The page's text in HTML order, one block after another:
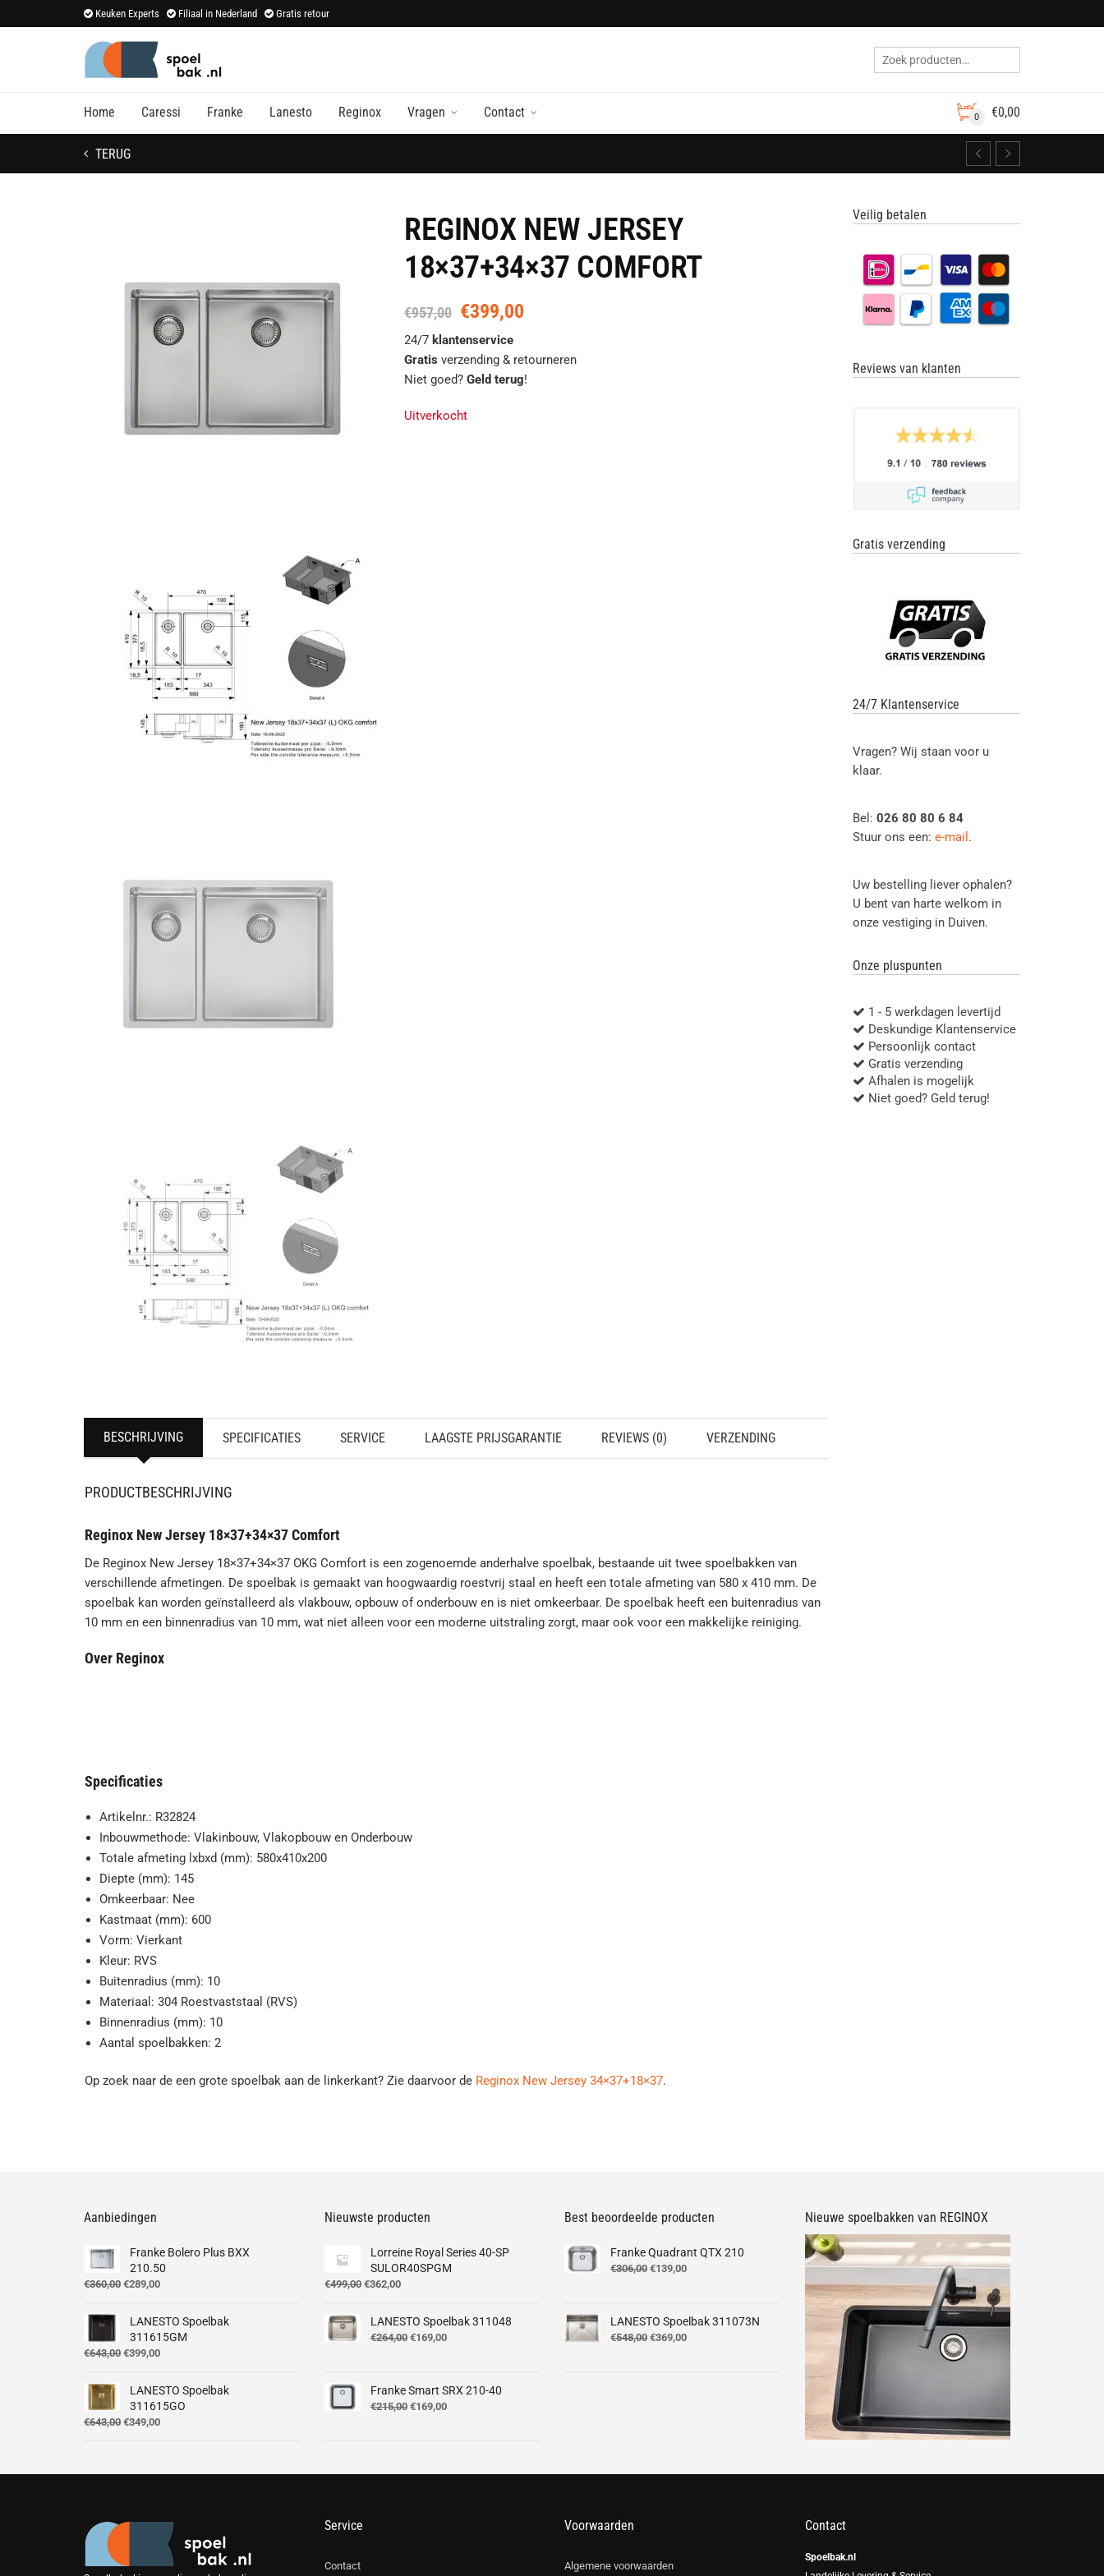
Keuken Experts Filiaal in Nederland Gratis retour
Home Caressi Franke Lanesto Reginox Vragen Contact 0 €0,00
TERUG
REGINOX NEW JERSEY
18×37+34×37 COMFORT
€957,00 Oorspronkelijke
was:
€957,00.
€399,00
€399,00.
24/7 klantenservice
Gratis verzending & retourneren
Niet goed? Geld terug!
Uitverkocht
BESCHRIJVING SPECIFICATIES SERVICE LAAGSTE PRIJSGARANTIE REVIEWS (0) VERZENDING
PRODUCTBESCHRIJVING
Reginox New Jersey 18×37+34×37 Comfort
De Reginox New Jersey 18×37+34×37 OKG Comfort is een zogenoemde anderhalve spoelbak, bestaande uit twee spoelbakken van
verschillende afmetingen. De spoelbak is gemaakt van hoogwaardig roestvrij staal en heeft een totale afmeting van 580 x 410 mm. De
spoelbak kan worden geïnstalleerd als vlakbouw, opbouw of onderbouw en is niet omkeerbaar. De spoelbak heeft een buitenradius van
10 mm en een binnenradius van 10 mm, wat niet alleen voor een moderne uitstraling zorgt, maar ook voor een makkelijke reiniging.
Over Reginox
Specificaties
Artikelnr.: R32824
Inbouwmethode: Vlakinbouw, Vlakopbouw en Onderbouw
Totale afmeting lxbxd (mm): 580x410x200
Diepte (mm): 145
Omkeerbaar: Nee
Kastmaat (mm): 600
Vorm: Vierkant
Kleur: RVS
Buitenradius (mm): 10
Materiaal: 304 Roestvaststaal (RVS)
Binnenradius (mm): 10
Aantal spoelbakken: 2
Op zoek naar de een grote spoelbak aan de linkerkant? Zie daarvoor de Reginox New Jersey 34×37+18×37.
Veilig betalen
Reviews van klanten
Gratis verzending
24/7 Klantenservice
Vragen? Wij staan voor u
klaar.
Bel: 026 80 80 6 84
Stuur ons een: e-mail .
Uw bestelling liever ophalen?
U bent van harte welkom in
onze vestiging in Duiven.
Onze pluspunten
1 - 5 werkdagen levertijd
Deskundige Klantenservice
Persoonlijk contact
Gratis verzending
Afhalen is mogelijk
Niet goed? Geld terug!
Aanbiedingen
Franke Bolero Plus BXX
210.50
€360,00 Oorspronkelijke
was:
€360,00.
€289,00Huidige
is:
€289,00.
LANESTO Spoelbak
311615GM
€643,00 Oorspronkelijke
was:
€643,00.
€399,00Huidige
is:
€399,00.
LANESTO Spoelbak
311615GO
€643,00 Oorspronkelijke
€349,00Huidige
Nieuwste producten
Lorreine Royal Series 40-SP
SULOR40SPGM
€499,00 Oorspronkelijke
was:
€362,00Huidige
is:
€362,00.
LANESTO Spoelbak 311048
€264,00 Oorspronkelijke
€264,00.
€169,00Huidige
€169,00.
Franke Smart SRX 210-40
€215,00 Oorspronkelijke
€169,00Huidige
Best beoordeelde producten
Franke Quadrant QTX 210
€306,00 Oorspronkelijke
€306,00.
€139,00Huidige
€139,00.
LANESTO Spoelbak 311073N
€548,00 Oorspronkelijke
€369,00Huidige
Nieuwe spoelbakken van REGINOX
Service
Contact
Voorwaarden
Algemene voorwaarden
Contact
Spoelbak.nl